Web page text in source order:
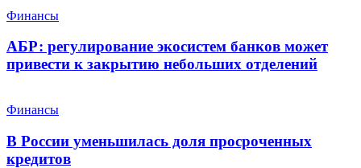
Финансы
АБР: регулирование экосистем банков может
привести к закрытию небольших отделений
Финансы
В России уменьшилась доля просроченных
кредитов